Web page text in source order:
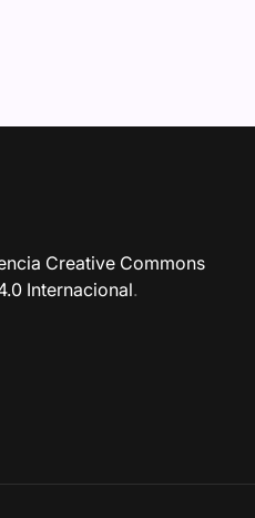
Creative Commons
Internacional.